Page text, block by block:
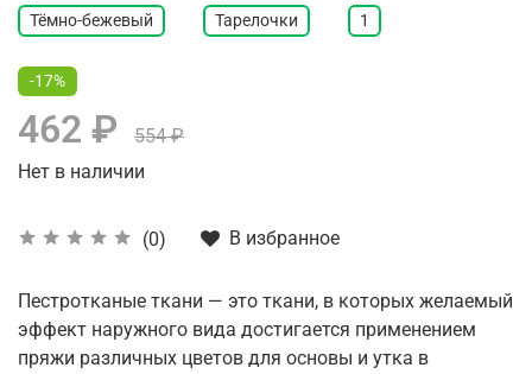
(0) В избранное
Тёмно-бежевый Тарелочки 1
-17%
462 ₽
554 ₽
Нет в наличии
Пестротканые ткани — это ткани, в которых желаемый
эффект наружного вида достигается применением
пряжи различных цветов для основы и утка в